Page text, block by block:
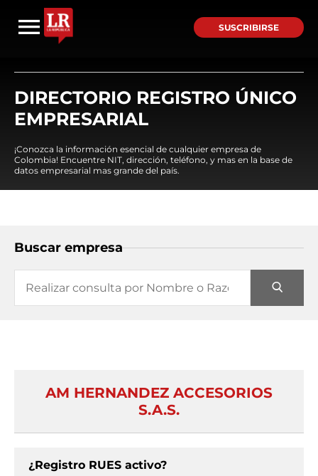
SUSCRIBIRSE
DIRECTORIO REGISTRO ÚNICO
EMPRESARIAL
¡Conozca la información esencial de cualquier empresa de
Colombia! Encuentre NIT, dirección, teléfono, y mas en la base de
datos empresarial mas grande del país.
Buscar empresa
AM HERNANDEZ ACCESORIOS
S.A.S.
¿Registro RUES activo?